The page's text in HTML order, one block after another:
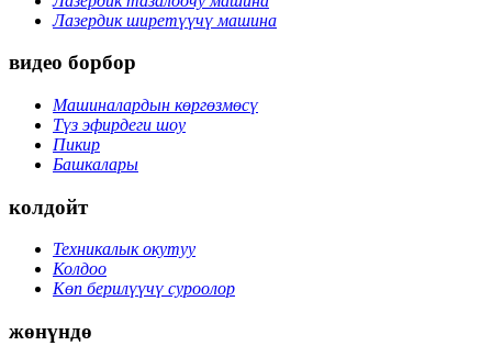
Лазердик ширетүүчү машина
видео борбор
Машиналардын көргөзмөсү
Түз эфирдеги шоу
Пикир
Башкалары
колдойт
Техникалык окутуу
Колдоо
Көп берилүүчү суроолор
жөнүндө